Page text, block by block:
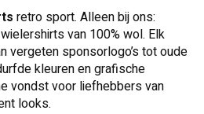
retro sport. Alleen bij ons:
van 100% wol. Elk
vergeten sponsorlogo’s tot oude
kleuren en grafische
vondst voor liefhebbers van
looks.